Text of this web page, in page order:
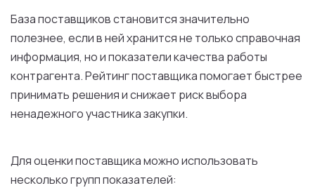
База поставщиков становится значительно
полезнее, если в ней хранится не только справочная
информация, но и показатели качества работы
контрагента. Рейтинг поставщика помогает быстрее
принимать решения и снижает риск выбора
ненадежного участника закупки.
Для оценки поставщика можно использовать
несколько групп показателей: